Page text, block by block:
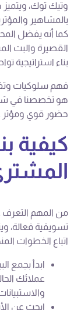
وتيك توك، ويتميز
بالمشاهير
كما أنه يفضل
القصيرة والبث
بناء استراتيجية
فهم سلوكيات
هو تخصصنا في
حضور قوي ومؤثر
كيفية
من المهم التعرف
تسويقية فعالة،
اتباع الخطوات
ابدأ بجمع
عملائك
ابحث عن